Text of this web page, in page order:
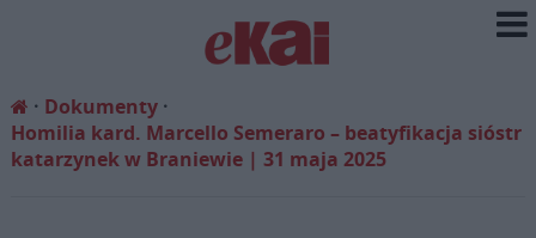
Dokumenty
Homilia kard. Marcello Semeraro – beatyfikacja sióstr
katarzynek w Braniewie | 31 maja 2025